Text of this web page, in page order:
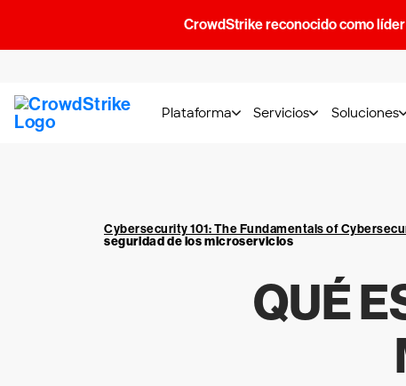
CrowdStrike reconocido como
Plataforma Servicios Soluciones
Cybersecurity 101: The Fundamentals of
seguridad de los microservicios
QUÉ